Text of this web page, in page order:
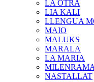
LA OTRA
LIA KALI
LLENGUA
MAIO
MALUKS
MARALA
LA MARIA
MILENRAMA
NASTALLAT